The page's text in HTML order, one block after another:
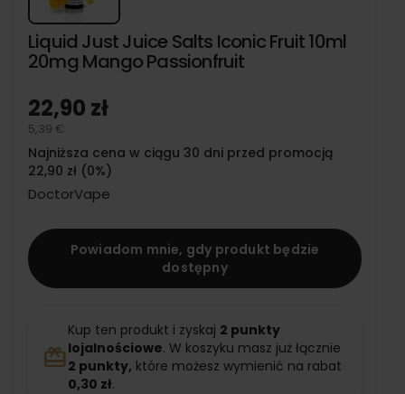
Liquid Just Juice Salts Iconic Fruit 10ml
20mg Mango Passionfruit
22,90 zł
5,39 €
Najniższa cena w ciągu 30 dni przed promocją
22,90 zł (0%)
DoctorVape
Powiadom mnie, gdy produkt będzie
dostępny
redeem
Kup ten produkt i zyskaj 2 punkty
lojalnościowe. W koszyku masz już łącznie
2 punkty, które możesz wymienić na rabat
0,30 zł.